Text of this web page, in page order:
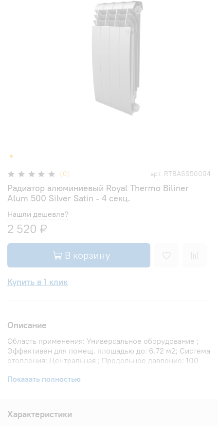
(0) арт. RTBASS50004
Радиатор алюминиевый Royal Thermo Biliner
Alum 500 Silver Satin - 4 секц.
Нашли дешевле?
2 520 ₽
В корзину
Купить в 1 клик
Описание
Область применения: Универсальное оборудование ;
Эффективен для помещ. площадью до: 6.72 м2; Система
отопления: Центральная ; Предельное давление: 100
60: 576 Вт; Теплоотдача при Δt 50: 456 Вт; Вариант
мм; Давление опрессовки: 45 бар; Объем воды в
радиаторе: 1.48 л; Резьба присоединения радиатора: 1 ;
Показать полностью
Характеристики